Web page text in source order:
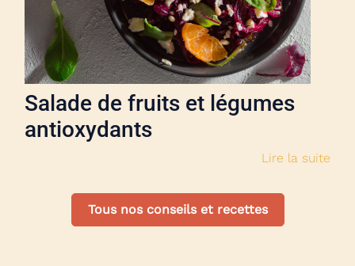
Salade de fruits et légumes
antioxydants
Lire la suite
Tous nos conseils et recettes